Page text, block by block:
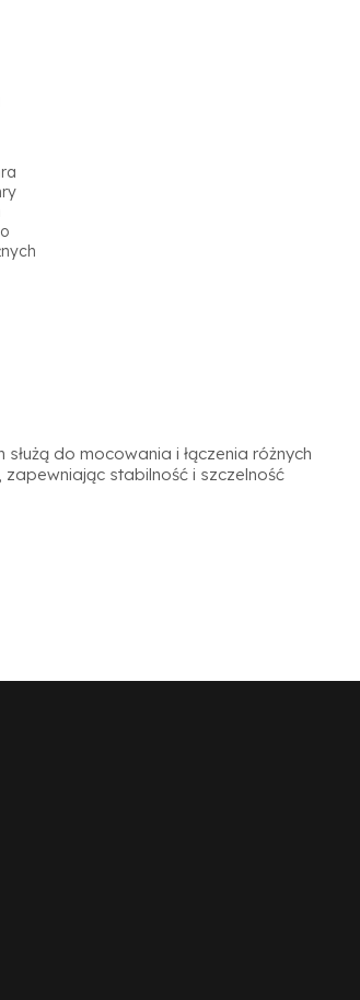
do mocowania i łączenia różnych
zapewniając stabilność i szczelność